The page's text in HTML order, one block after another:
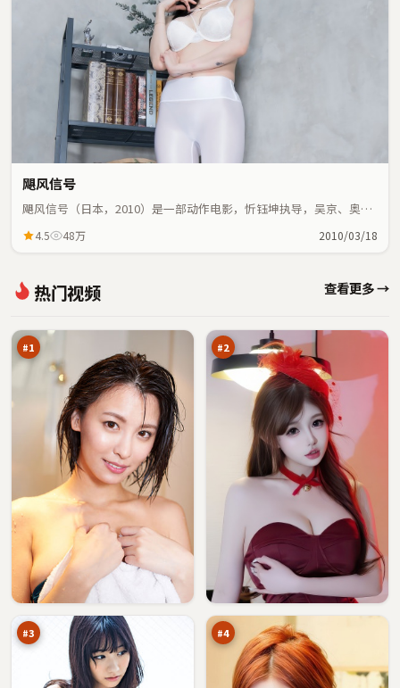
飓风信号
飓风信号（日本，2010）是一部动作电影，忻钰坤执导，吴京、奥黛
4.5 48万 2010/03/18
热门视频 查看更多 →
#1
岸
深
眼
98
#2
#3
七
审
判
96
万
#4
逃
生万